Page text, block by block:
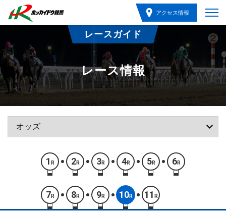
アクセス情報
レースガイド
レース情報
1 R 2R 3R 4R 5R 6R
7 R 8R 9R 10R 11 R